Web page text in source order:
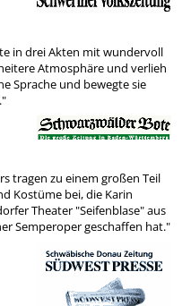
in drei Akten mit wundervoll
Atmosphäre und verlieh
Sprache und bewegte sie
tragen zu einem großen Teil
Kostüme bei, die Karin
Theater "Seifenblase" aus
Semperoper geschaffen hat."